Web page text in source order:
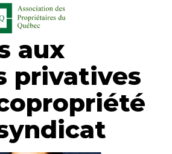
au contenu principal
aux
privatives